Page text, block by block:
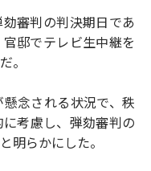
審判の判決期日であ
邸でテレビ生中継を
。
念される状況で、秩
考慮し、弾劾審判の
明らかにした。